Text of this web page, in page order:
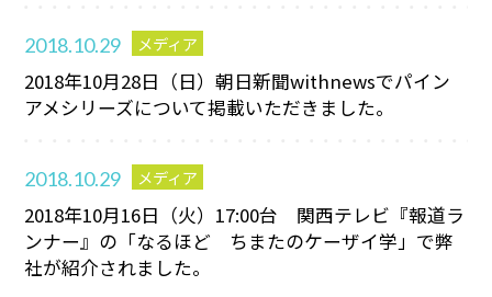
2018.10.29 メディア
2018年10月28日（日）朝日新聞withnewsでパイン
アメシリーズについて掲載いただきました。
2018.10.29 メディア
2018年10月16日（火）17:00台 関西テレビ『報道ラ
ンナー』の「なるほど ちまたのケーザイ学」で弊
社が紹介されました。